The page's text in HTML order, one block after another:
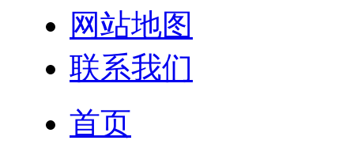
网站地图
联系我们
首页